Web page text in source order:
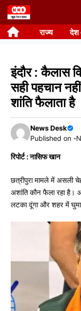
Skip
to
content राज्य देश
इंदौर : कैलास
सही पहचान
शांति फैलाता है
News Desk
Published on -
रिपोर्ट : नासिफ खान
छत्रीपुरा मामले में असली
अशांति कौन फैला रहा है।
लटका दूंगा और शहर में